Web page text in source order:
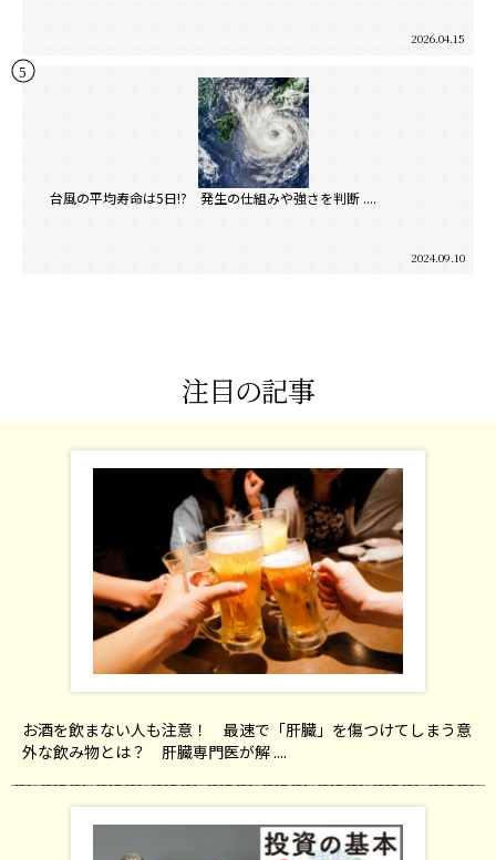
2026.04.15
台風の平均寿命は5日!? 発生の仕組みや強さを判断 ....
2024.09.10
注目の記事
お酒を飲まない人も注意！ 最速で「肝臓」を傷つけてしまう意
外な飲み物とは？ 肝臓専門医が解 ....